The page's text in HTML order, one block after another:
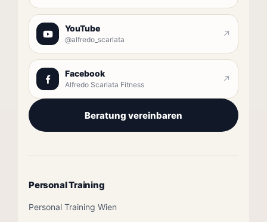
YouTube
@alfredo_scarlata ↗
Facebook
Alfredo Scarlata Fitness ↗
Beratung vereinbaren
Personal Training
Personal Training Wien